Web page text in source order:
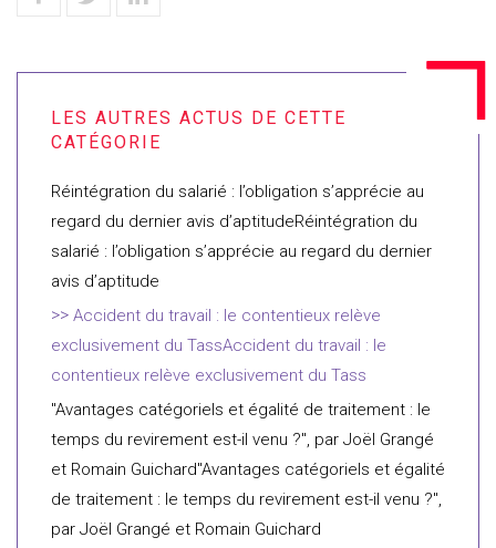
Réintégration du salarié : l’obligation s’apprécie au
regard du dernier avis d’aptitudeRéintégration du
salarié : l’obligation s’apprécie au regard du dernier
avis d’aptitude
Accident du travail : le contentieux relève
exclusivement du TassAccident du travail : le
contentieux relève exclusivement du Tass
"Avantages catégoriels et égalité de traitement : le
temps du revirement est-il venu ?", par Joël Grangé
et Romain Guichard"Avantages catégoriels et égalité
de traitement : le temps du revirement est-il venu ?",
par Joël Grangé et Romain Guichard